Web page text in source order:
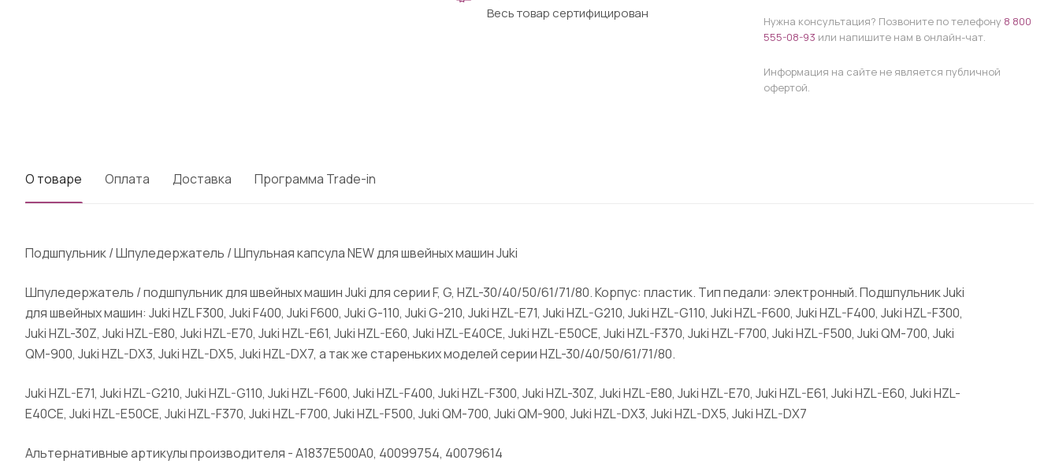
Весь товар сертифицирован Нужна консультация? Позвоните по телефону 8 800
555-08-93 или напишите нам в онлайн-чат.
Информация на сайте не является публичной
офертой.
О товаре Оплата Доставка Программа Trade-in
Подшпульник / Шпуледержатель / Шпульная капсула NEW для швейных машин Juki
Шпуледержатель / подшпульник для швейных машин Juki для серии F, G, HZL-30/40/50/61/71/80. Корпус: пластик. Тип педали: электронный. Подшпульник Juki
для швейных машин: Juki HZL F300, Juki F400, Juki F600, Juki G-110, Juki G-210, Juki HZL-E71, Juki HZL-G210, Juki HZL-G110, Juki HZL-F600, Juki HZL-F400, Juki HZL-F300,
Juki HZL-30Z, Juki HZL-E80, Juki HZL-E70, Juki HZL-E61, Juki HZL-E60, Juki HZL-E40CE, Juki HZL-E50CE, Juki HZL-F370, Juki HZL-F700, Juki HZL-F500, Juki QM-700, Juki
QM-900, Juki HZL-DX3, Juki HZL-DX5, Juki HZL-DX7, а так же стареньких моделей серии HZL-30/40/50/61/71/80.
Juki HZL-E71, Juki HZL-G210, Juki HZL-G110, Juki HZL-F600, Juki HZL-F400, Juki HZL-F300, Juki HZL-30Z, Juki HZL-E80, Juki HZL-E70, Juki HZL-E61, Juki HZL-E60, Juki HZL-
E40CE, Juki HZL-E50CE, Juki HZL-F370, Juki HZL-F700, Juki HZL-F500, Juki QM-700, Juki QM-900, Juki HZL-DX3, Juki HZL-DX5, Juki HZL-DX7
Альтернативные артикулы производителя - A1837E500A0, 40099754, 40079614